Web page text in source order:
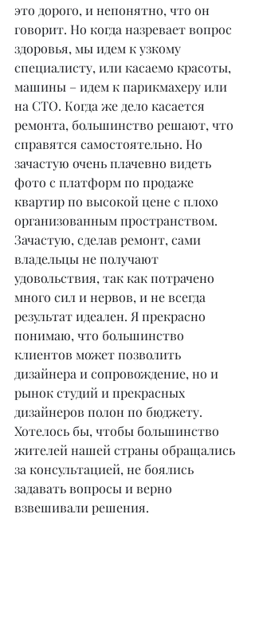
это дорого, и непонятно, что он
говорит. Но когда назревает вопрос
здоровья, мы идем к узкому
специалисту, или касаемо красоты,
машины – идем к парикмахеру или
на СТО. Когда же дело касается
ремонта, большинство решают, что
справятся самостоятельно. Но
зачастую очень плачевно видеть
фото с платформ по продаже
квартир по высокой цене с плохо
организованным пространством.
Зачастую, сделав ремонт, сами
владельцы не получают
удовольствия, так как потрачено
много сил и нервов, и не всегда
результат идеален. Я прекрасно
понимаю, что большинство
клиентов может позволить
дизайнера и сопровождение, но и
рынок студий и прекрасных
дизайнеров полон по бюджету.
Хотелось бы, чтобы большинство
жителей нашей страны обращались
за консультацией, не боялись
задавать вопросы и верно
взвешивали решения.